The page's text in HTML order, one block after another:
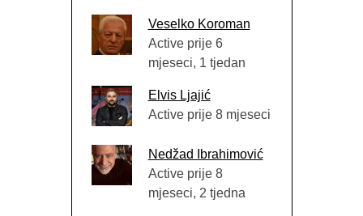
Veselko Koroman
Active prije 6
mjeseci, 1 tjedan
Elvis Ljajić
Active prije 8 mjeseci
Nedžad Ibrahimović
Active prije 8
mjeseci, 2 tjedna